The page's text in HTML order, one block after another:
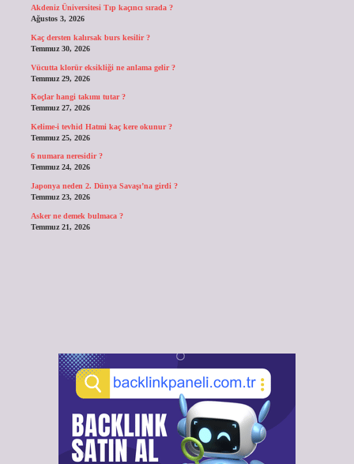
Akdeniz Üniversitesi Tıp kaçıncı sırada ?
Ağustos 3, 2026
Kaç dersten kalırsak burs kesilir ?
Temmuz 30, 2026
Vücutta klorür eksikliği ne anlama gelir ?
Temmuz 29, 2026
Koçlar hangi takımı tutar ?
Temmuz 27, 2026
Kelime-i tevhid Hatmi kaç kere okunur ?
Temmuz 25, 2026
6 numara neresidir ?
Temmuz 24, 2026
Japonya neden 2. Dünya Savaşı’na girdi ?
Temmuz 23, 2026
Asker ne demek bulmaca ?
Temmuz 21, 2026